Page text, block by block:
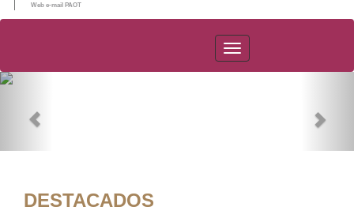
Web e-mail PAOT
PAOT
DESTACADOS